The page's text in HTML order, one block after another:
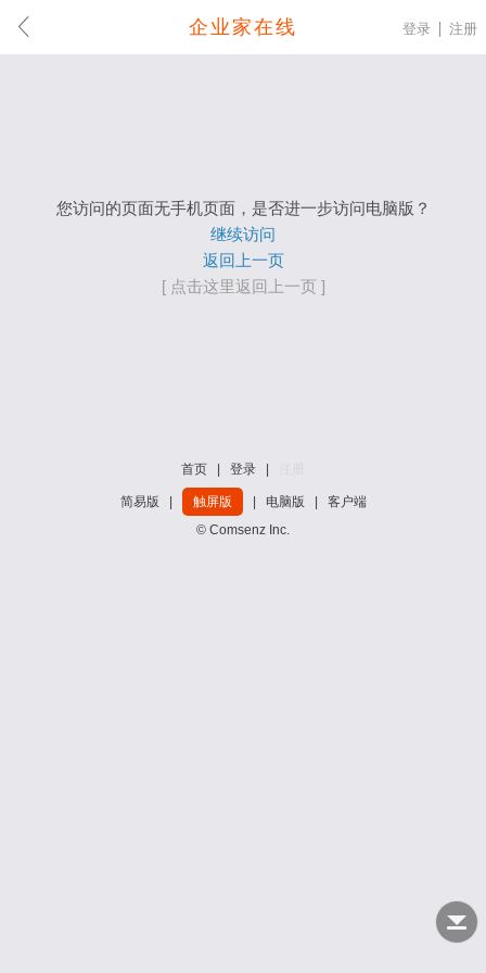
企业家在线 登录 注册
您访问的页面无手机页面，是否进一步访问电脑版？
继续访问
返回上一页
[ 点击这里返回上一页 ]
首页 登录
简易版 触屏版 电脑版
客户端
© Comsenz Inc.